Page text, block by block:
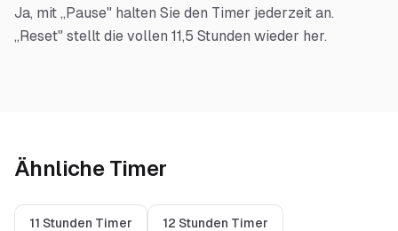
Ja, mit „Pause" halten Sie den Timer jederzeit an.
„Reset" stellt die vollen 11,5 Stunden wieder her.
Ähnliche Timer
11 Stunden Timer 12 Stunden Timer